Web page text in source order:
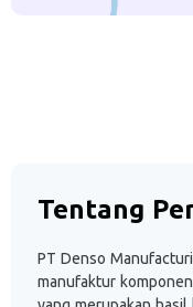
Tentang
PT Denso
manufaktur